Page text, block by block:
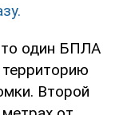
один БПЛА
Второй